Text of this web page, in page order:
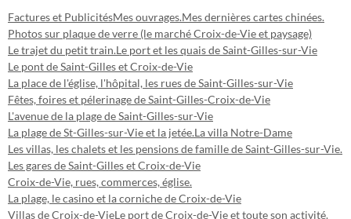
Factures et PublicitésMes ouvrages.Mes dernières cartes chinées.
Photos sur plaque de verre (le marché Croix-de-Vie et paysage)
Le trajet du petit train.Le port et les quais de Saint-Gilles-sur-Vie
Le pont de Saint-Gilles et Croix-de-Vie
La place de l'église, l'hôpital, les rues de Saint-Gilles-sur-Vie
Fêtes, foires et pélerinage de Saint-Gilles-Croix-de-Vie
L'avenue de la plage de Saint-Gilles-sur-Vie
La plage de St-Gilles-sur-Vie et la jetée.La villa Notre-Dame
Les villas, les chalets et les pensions de famille de Saint-Gilles-sur-Vie.
Les gares de Saint-Gilles et Croix-de-Vie
Croix-de-Vie, rues, commerces, église.
La plage, le casino et la corniche de Croix-de-Vie
Villas de Croix-de-VieLe port de Croix-de-Vie et toute son activité.